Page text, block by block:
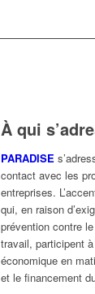
À qui
PARADISE
contact avec les
entreprises.
qui, en raison
prévention contre
travail, participent
économique en
et le financement